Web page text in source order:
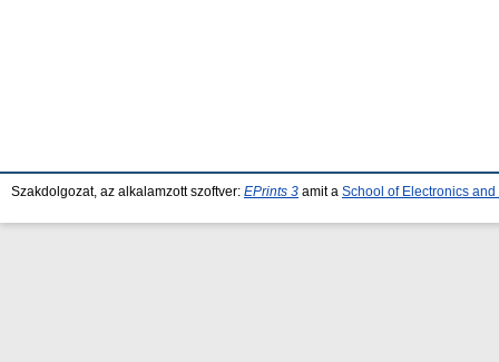
Szakdolgozat, az alkalamzott szoftver: EPrints 3 amit a School of Electronics